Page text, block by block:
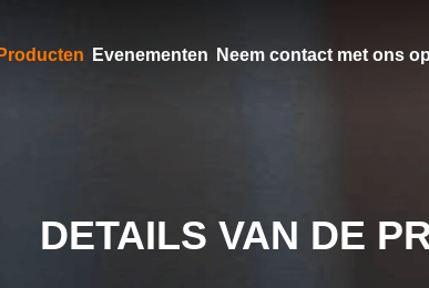
Producten Evenementen Neem contact met ons op
DETAILS VAN DE